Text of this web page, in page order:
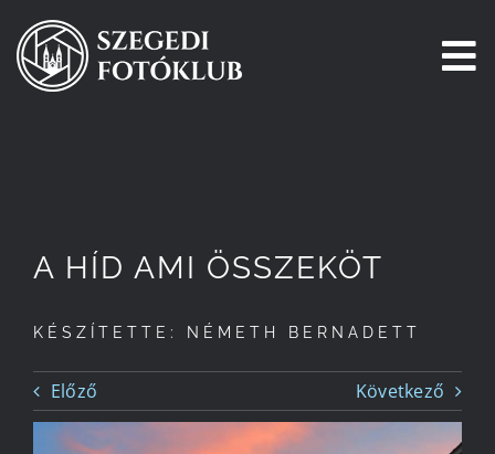
Kihagyás
Pályázatok
Tagjaink
Csatlakozz!
A HÍD AMI ÖSSZEKÖT
KÉSZÍTETTE: NÉMETH BERNADETT
Előző Következő